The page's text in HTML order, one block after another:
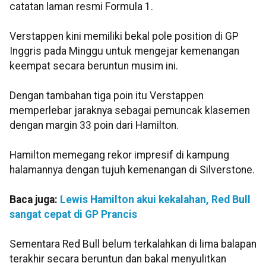
catatan laman resmi Formula 1.
Verstappen kini memiliki bekal pole position di GP
Inggris pada Minggu untuk mengejar kemenangan
keempat secara beruntun musim ini.
Dengan tambahan tiga poin itu Verstappen
memperlebar jaraknya sebagai pemuncak klasemen
dengan margin 33 poin dari Hamilton.
Hamilton memegang rekor impresif di kampung
halamannya dengan tujuh kemenangan di Silverstone.
Baca juga: Lewis Hamilton akui kekalahan, Red Bull
sangat cepat di GP Prancis
Sementara Red Bull belum terkalahkan di lima balapan
terakhir secara beruntun dan bakal menyulitkan